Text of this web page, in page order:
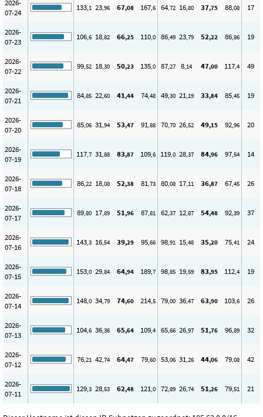
2026-
07-24
133,1 23,96 67,08 167,6 64,72 16,80 37,75 88,08 17
2026-
07-23
106,6 18,82 66,25 110,0 86,49 23,79 52,22 86,86 19
2026-
07-22
99,52 18,30 50,23 135,0 87,27 8,14 47,00 117,4 49
2026-
07-21
84,85 22,60 41,44 74,48 49,30 21,19 33,84 85,45 19
2026-
07-20
85,06 31,94 53,47 91,88 70,70 26,52 49,15 92,96 20
2026-
07-19
117,7 31,88 83,87 109,6 119,0 28,37 84,96 97,54 14
2026-
07-18
86,22 18,08 52,38 81,73 80,08 17,11 36,87 67,45 26
2026-
07-17
89,80 17,89 51,96 87,81 62,37 12,87 54,48 92,39 37
2026-
07-16
143,3 16,54 39,29 95,66 98,91 15,48 35,20 75,41 24
2026-
07-15
153,0 29,84 64,94 189,7 98,85 19,59 83,95 112,4 19
2026-
07-14
148,0 34,79 74,60 214,5 79,00 36,47 63,90 103,6 26
2026-
07-13
104,6 36,36 65,64 109,4 65,66 26,97 51,76 96,89 32
2026-
07-12
76,21 42,74 64,47 79,60 53,06 31,26 44,06 79,08 42
2026-
07-11
129,3 28,53 62,48 121,0 72,89 26,74 51,26 79,51 21